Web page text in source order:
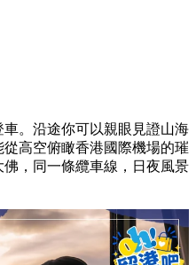
。沿途你可以親眼見證山海
高空俯瞰香港國際機場的璀
，同一條纜車線，日夜風景